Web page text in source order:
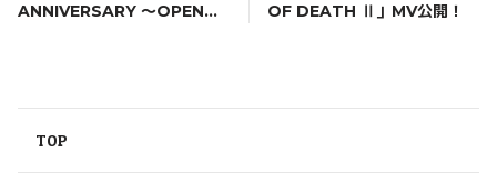
ANNIVERSARY 〜OPEN記
OF DEATH Ⅱ」MV公開！
TOP